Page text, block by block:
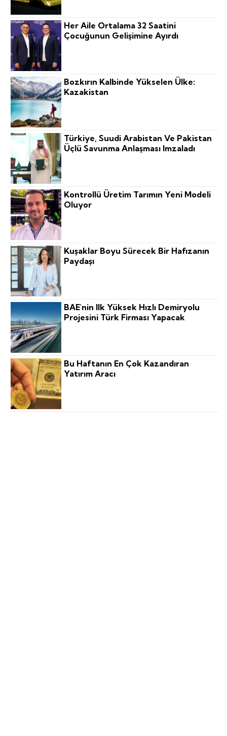
Her Aile Ortalama 32 Saatini
Çocuğunun Gelişimine Ayırdı
Bozkırın Kalbinde Yükselen Ülke:
Kazakistan
Türkiye, Suudi Arabistan Ve Pakistan
Üçlü Savunma Anlaşması Imzaladı
Kontrollü Üretim Tarımın Yeni Modeli
Oluyor
Kuşaklar Boyu Sürecek Bir Hafızanın
Paydaşı
BAE'nin Ilk Yüksek Hızlı Demiryolu
Projesini Türk Firması Yapacak
Bu Haftanın En Çok Kazandıran
Yatırım Aracı